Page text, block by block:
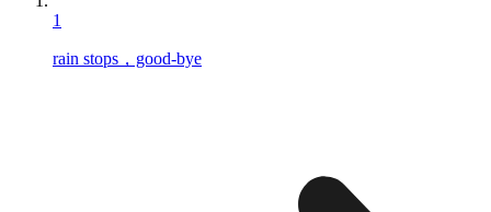
1
rain stops，good-bye